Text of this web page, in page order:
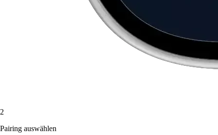
2
Pairing auswählen